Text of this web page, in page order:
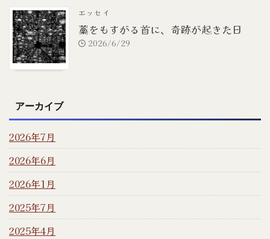
エッセイ
藁をもすがる首に、奇跡が起きた日
2026/6/29
アーカイブ
2026年7月
2026年6月
2026年1月
2025年7月
2025年4月